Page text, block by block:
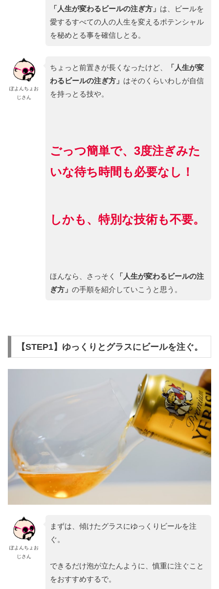
「人生が変わるビールの注ぎ方」 は、ビールを
愛するすべての人の人生を変えるポテンシャル
を秘めとる事を確信しとる。
ぽよんちょお
じさん
ちょっと前置きが長くなったけど、
「人生が変
わるビールの注ぎ方」 はそのくらいわしが自信
を持っとる技や。
ごっつ簡単で、3度注ぎみた
いな待ち時間も必要なし！
しかも、特別な技術も不要。
ほんなら、さっそく
「人生が変わるビールの注
ぎ方」 の手順を紹介していこうと思う。
【STEP1】ゆっくりとグラスにビールを注ぐ。
ぽよんちょお
じさん
まずは、傾けたグラスにゆっくりビールを注
ぐ。
できるだけ泡が立たんように、慎重に注ぐこと
をおすすめするで。